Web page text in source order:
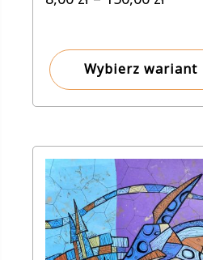
8,00 zł
do
Wybierz wariant